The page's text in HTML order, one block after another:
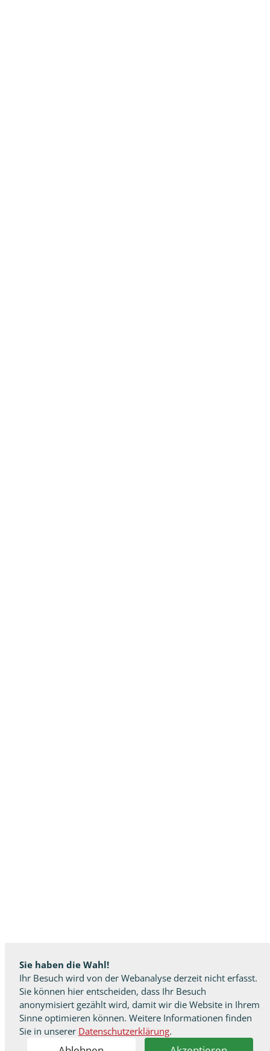
Sie haben die Wahl!
Ihr Besuch wird von der Webanalyse derzeit nicht erfasst.
Sie können hier entscheiden, dass Ihr Besuch
anonymisiert gezählt wird, damit wir die Website in Ihrem
Sinne optimieren können. Weitere Informationen finden
Sie in unserer Datenschutzerklärung.